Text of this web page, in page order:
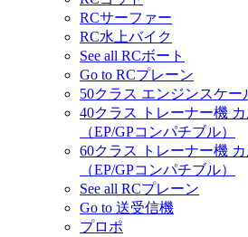
RCサーファー
RC水上バイク
See all RCボート
Go to RCプレーン
50クラス エンジンスケー
40クラス トレーナー機
（EP/GPコンパチブル）
60クラス トレーナー機
（EP/GPコンパチブル）
See all RCプレーン
Go to 送受信機
プロポ